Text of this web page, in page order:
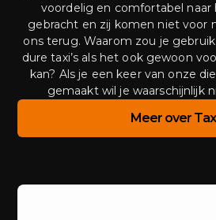
voordelig en comfortabel
gebracht en zij komen niet voor
ons terug. Waarom zou je
dure taxi’s als het ook gewoon
kan? Als je een keer van onze
gemaakt wil je waarschijnlijk
Meer over